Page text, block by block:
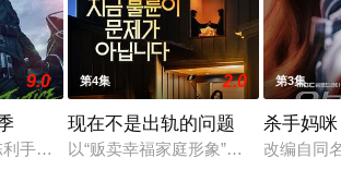
9.0
手（安普贤 饰）华丽回归，完美蜕变为成
第4集 2.0
现在不是出轨的问题
以“贩卖幸福家庭形象”赚钱的网红夫
第3集
杀手妈咪
改编自同